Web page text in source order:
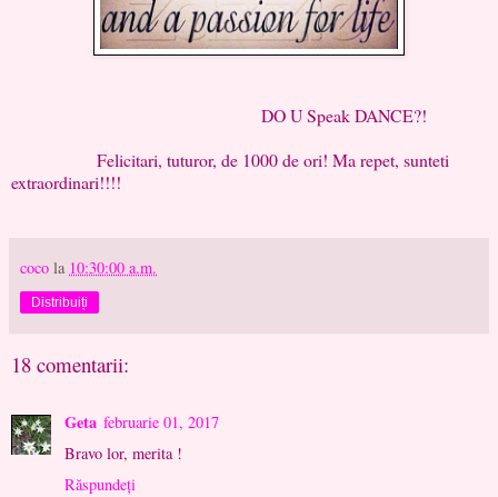
DO U Speak DANCE?!
Felicitari, tuturor, de 1000 de ori! Ma repet, sunteti
extraordinari!!!!
coco la 10:30:00 a.m.
Distribuiți
18 comentarii:
Geta februarie 01, 2017
Bravo lor, merita !
Răspundeți